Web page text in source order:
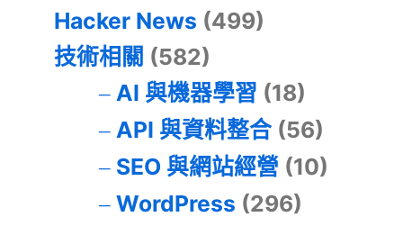
Hacker News (499)
技術相關 (582)
AI 與機器學習 (18)
API 與資料整合(56)
SEO 與網站經營 (10)
WordPress (296)